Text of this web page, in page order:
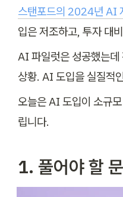
스탠포드의 2024년 AI
입은 저조하고, 투자 대
AI 파일럿은 성공했는데
상황. AI 도입을 실질적
오늘은 AI 도입이 소규
립니다.
1. 풀어야 할